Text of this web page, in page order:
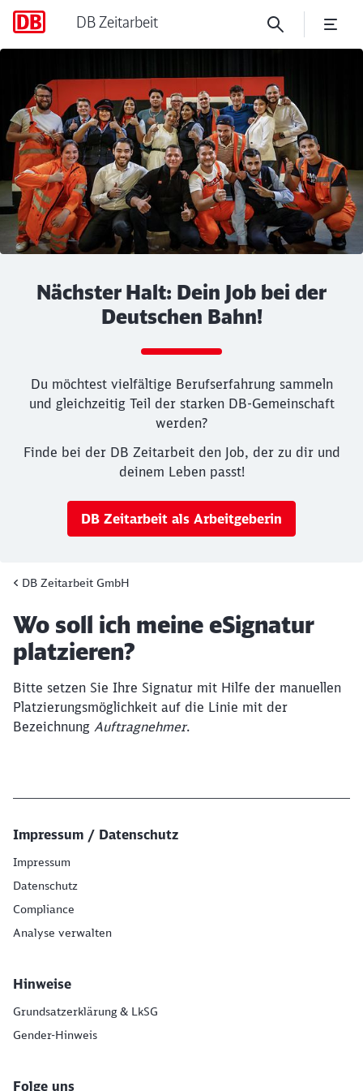
DB Zeitarbeit
Nächster Halt: Dein Job bei der
Deutschen Bahn!
Du möchtest vielfältige Berufserfahrung sammeln
und gleichzeitig Teil der starken DB-Gemeinschaft
werden?
Finde bei der DB Zeitarbeit den Job, der zu dir und
deinem Leben passt!
DB Zeitarbeit als Arbeitgeberin
Ende des Sliders
DB Zeitarbeit GmbH
Artikel:
Wo soll ich meine eSignatur
platzieren?
Bitte setzen Sie Ihre Signatur mit Hilfe der manuellen
Platzierungsmöglichkeit auf die Linie mit der
Bezeichnung Auftragnehmer.
Impressum / Datenschutz
Impressum
Datenschutz
Compliance
Analyse verwalten
Hinweise
Grundsatzerklärung & LkSG
Gender-Hinweis
Folge uns
werden?
Abbrechen